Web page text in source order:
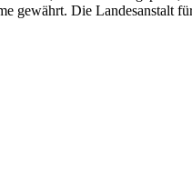
gewährt. Die Landesanstalt